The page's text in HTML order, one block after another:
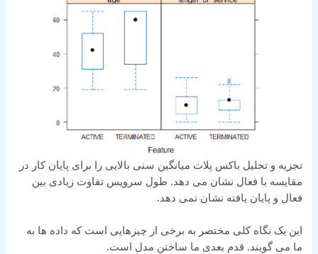
تجزیه و تحلیل باکس پلات میانگین سنی بالایی را برای پایان کار در
مقایسه با فعال نشان می دهد. طول سرویس تفاوت زیادی بین
فعال و پایان یافته نشان نمی دهد.
این یک نگاه کلی مختصر به برخی از چیزهایی است که داده ها به
ما می گویند. قدم بعدی ما ساختن مدل است.